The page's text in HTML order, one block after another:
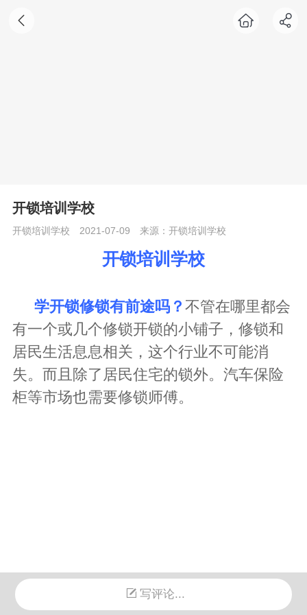
开锁培训学校
开锁培训学校 2021-07-09 来源：开锁培训学校
开锁培训学校
学开锁修锁有前途吗？不管在哪里都会
有一个或几个修锁开锁的小铺子，修锁和
居民生活息息相关，这个行业不可能消
失。而且除了居民住宅的锁外。汽车保险
柜等市场也需要修锁师傅。
写评论...